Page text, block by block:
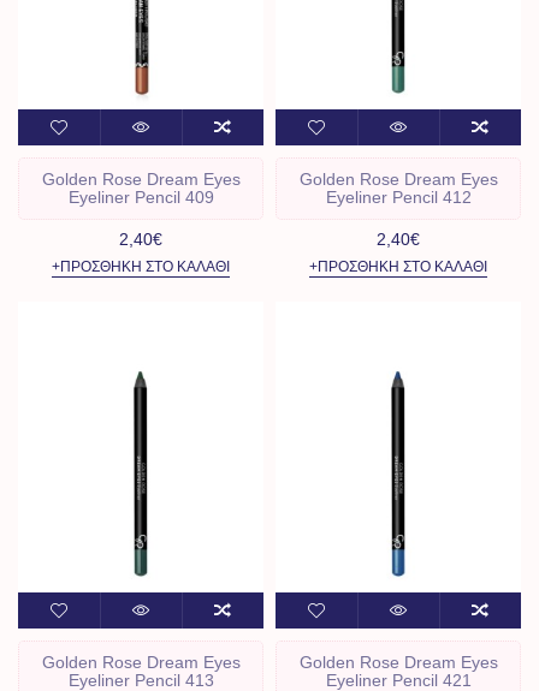
Golden Rose Dream Eyes
Eyeliner Pencil 409
2,40€
+ΠΡΟΣΘΉΚΗ ΣΤΟ ΚΑΛΆΘΙ
Golden Rose Dream Eyes
Eyeliner Pencil 412
2,40€
+ΠΡΟΣΘΉΚΗ ΣΤΟ ΚΑΛΆΘΙ
Golden Rose Dream Eyes
Eyeliner Pencil 413
Golden Rose Dream Eyes
Eyeliner Pencil 421